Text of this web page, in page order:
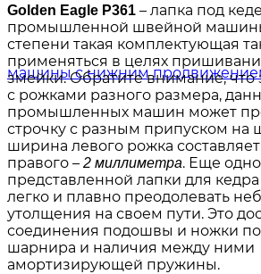
Golden Eagle P361 – лапка под
промышленной швейной
степени такая комплектующая
применяться в целях
змейки. Обратите внимание, что
с рожками разного размера,
промышленных машин может
строчку с разным припуском на
ширина левого рожка составляет
правого – 2 миллиметра. Еще
представленной лапки для
легко и плавно преодолевать
утолщения на своем пути. Это
соединения подошвы и ножки
шарнира и наличия между ними
амортизирующей пружины.